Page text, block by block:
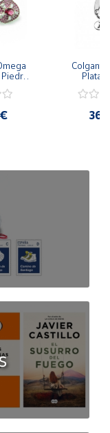
Plata